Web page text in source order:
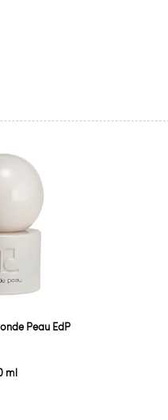
Peau EdP
ml